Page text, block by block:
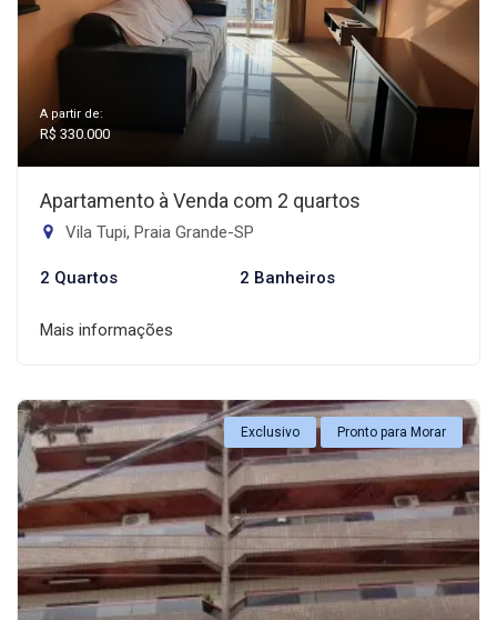
A partir de:
R$ 330.000
Apartamento à Venda com 2 quartos
Vila Tupi, Praia Grande-SP
2 Quartos 2 Banheiros
Mais informações
Exclusivo Pronto para Morar